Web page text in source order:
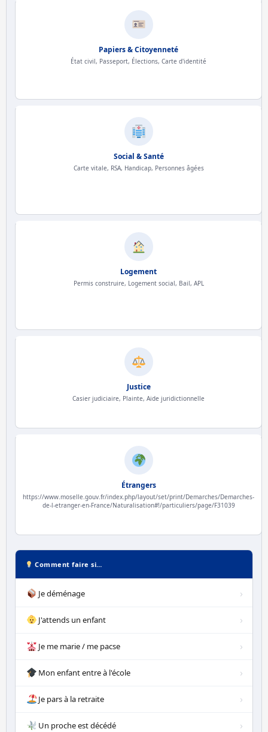
Papiers & Citoyenneté
État civil, Passeport, Élections, Carte d'identité
Social & Santé
Carte vitale, RSA, Handicap, Personnes âgées
Logement
Permis construire, Logement social, Bail, APL
Justice
Casier judiciaire, Plainte, Aide juridictionnelle
Étrangers
https://www.moselle.gouv.fr/index.php/layout/set/print/Demarches/Demarches-
de-l-etranger-en-France/Naturalisation#!/particuliers/page/F31039
Comment faire si…
Je déménage ›
J'attends un enfant ›
Je me marie / me pacse ›
Mon enfant entre à l'école ›
Je pars à la retraite ›
Un proche est décédé ›